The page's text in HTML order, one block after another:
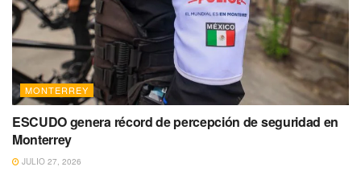
MONTERREY
ESCUDO genera récord de percepción de seguridad en
Monterrey
JULIO 27, 2026